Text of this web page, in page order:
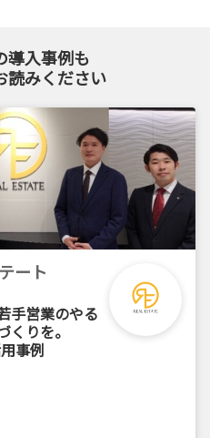
導入事例も
読みください
ート
手営業のやる
くりを。
事例